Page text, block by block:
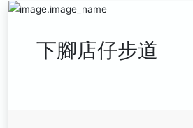
下腳店仔步道